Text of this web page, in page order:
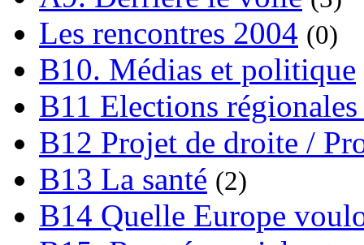
Les rencontres 2004 (0)
B10. Médias et politique
B11 Elections régionales
B12 Projet de droite /
B13 La santé (2)
B14 Quelle Europe